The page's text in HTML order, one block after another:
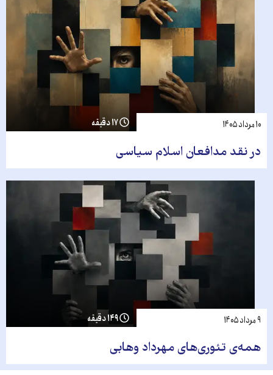
در نقد مدافعان اسلام سیاسی
۱۰ مرداد ۱۴۰۵ ۱۷ دقیقه
همه‌ی تئوری‌های مهرداد وهابی
۹ مرداد ۱۴۰۵ ۱۴۹ دقیقه